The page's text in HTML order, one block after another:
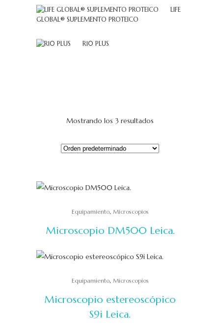
LIFE
GLOBAL® SUPLEMENTO PROTEICO
R10 PLUS
Mostrando los 3 resultados
Equipamiento, Microscopios
Microscopio DM500 Leica.
Equipamiento, Microscopios
Microscopio estereoscópico
S9i Leica.